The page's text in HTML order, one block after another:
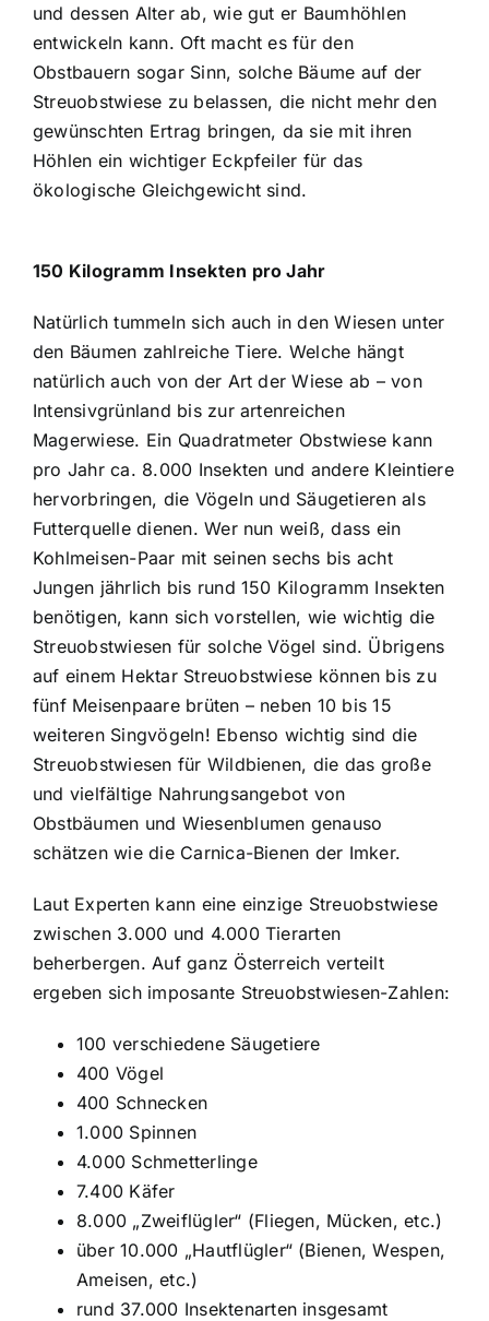
und dessen Alter ab, wie gut er Baumhöhlen
entwickeln kann. Oft macht es für den
Obstbauern sogar Sinn, solche Bäume auf der
Streuobstwiese zu belassen, die nicht mehr den
gewünschten Ertrag bringen, da sie mit ihren
Höhlen ein wichtiger Eckpfeiler für das
ökologische Gleichgewicht sind.
150 Kilogramm Insekten pro Jahr
Natürlich tummeln sich auch in den Wiesen unter
den Bäumen zahlreiche Tiere. Welche hängt
natürlich auch von der Art der Wiese ab – von
Intensivgrünland bis zur artenreichen
Magerwiese. Ein Quadratmeter Obstwiese kann
pro Jahr ca. 8.000 Insekten und andere Kleintiere
hervorbringen, die Vögeln und Säugetieren als
Futterquelle dienen. Wer nun weiß, dass ein
Kohlmeisen-Paar mit seinen sechs bis acht
Jungen jährlich bis rund 150 Kilogramm Insekten
benötigen, kann sich vorstellen, wie wichtig die
Streuobstwiesen für solche Vögel sind. Übrigens
auf einem Hektar Streuobstwiese können bis zu
fünf Meisenpaare brüten – neben 10 bis 15
weiteren Singvögeln! Ebenso wichtig sind die
Streuobstwiesen für Wildbienen, die das große
und vielfältige Nahrungsangebot von
Obstbäumen und Wiesenblumen genauso
schätzen wie die Carnica-Bienen der Imker.
Laut Experten kann eine einzige Streuobstwiese
zwischen 3.000 und 4.000 Tierarten
beherbergen. Auf ganz Österreich verteilt
ergeben sich imposante Streuobstwiesen-Zahlen:
100 verschiedene Säugetiere
400 Vögel
400 Schnecken
1.000 Spinnen
4.000 Schmetterlinge
7.400 Käfer
8.000 „Zweiflügler“ (Fliegen, Mücken, etc.)
über 10.000 „Hautflügler“ (Bienen, Wespen,
Ameisen, etc.)
rund 37.000 Insektenarten insgesamt